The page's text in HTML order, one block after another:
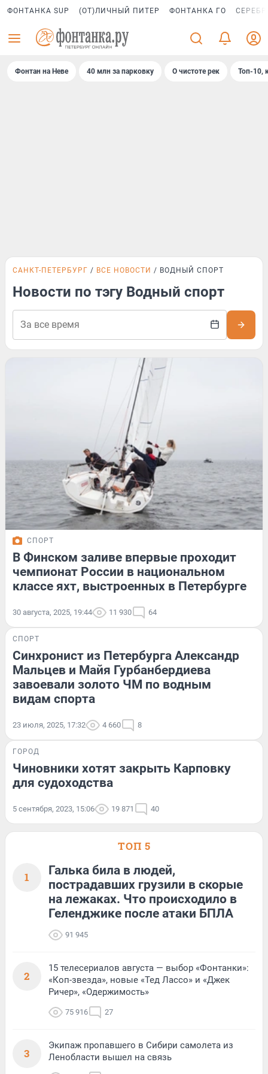
ФОНТАНКА SUP (ОТ)ЛИЧНЫЙ ПИТЕР ФОНТАНКА ГО
Фонтан на Неве 40 млн за парковку О чистоте рек Топ-10,
САНКТ-ПЕТЕРБУРГ ВСЕ НОВОСТИ ВОДНЫЙ СПОРТ
Новости по тэгу Водный спорт
СПОРТ
В Финском заливе впервые проходит
чемпионат России в национальном
классе яхт, выстроенных в Петербурге
30 августа, 2025, 19:44 11 930 64
СПОРТ
Синхронист из Петербурга Александр
Мальцев и Майя Гурбанбердиева
завоевали золото ЧМ по водным
видам спорта
23 июля, 2025, 17:32 4 660 8
ГОРОД
Чиновники хотят закрыть Карповку
для судоходства
5 сентября, 2023, 15:06 19 871 40
ТОП 5
1
Галька била в людей,
пострадавших грузили в скорые
на лежаках. Что происходило в
Геленджике после атаки БПЛА
91 945
2
15 телесериалов августа — выбор «Фонтанки»:
«Коп-звезда», новые «Тед Лассо» и «Джек
Ричер», «Одержимость»
75 916 27
3
Экипаж пропавшего в Сибири самолета из
Ленобласти вышел на связь